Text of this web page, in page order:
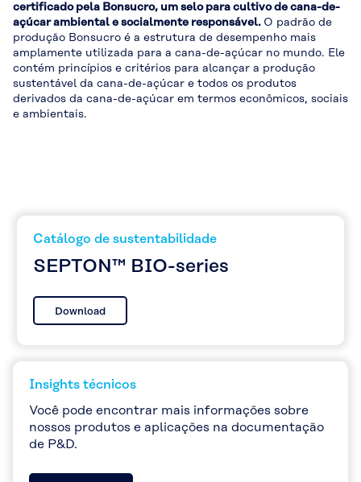
certificado pela Bonsucro, um selo para cultivo de cana-de-
açúcar ambiental e socialmente responsável. O padrão de
produção Bonsucro é a estrutura de desempenho mais
amplamente utilizada para a cana-de-açúcar no mundo. Ele
contém princípios e critérios para alcançar a produção
sustentável da cana-de-açúcar e todos os produtos
derivados da cana-de-açúcar em termos econômicos, sociais
e ambientais.
Catálogo de sustentabilidade
SEPTON™ BIO-series
Download
Insights técnicos
Você pode encontrar mais informações sobre
nossos produtos e aplicações na documentação
de P&D.